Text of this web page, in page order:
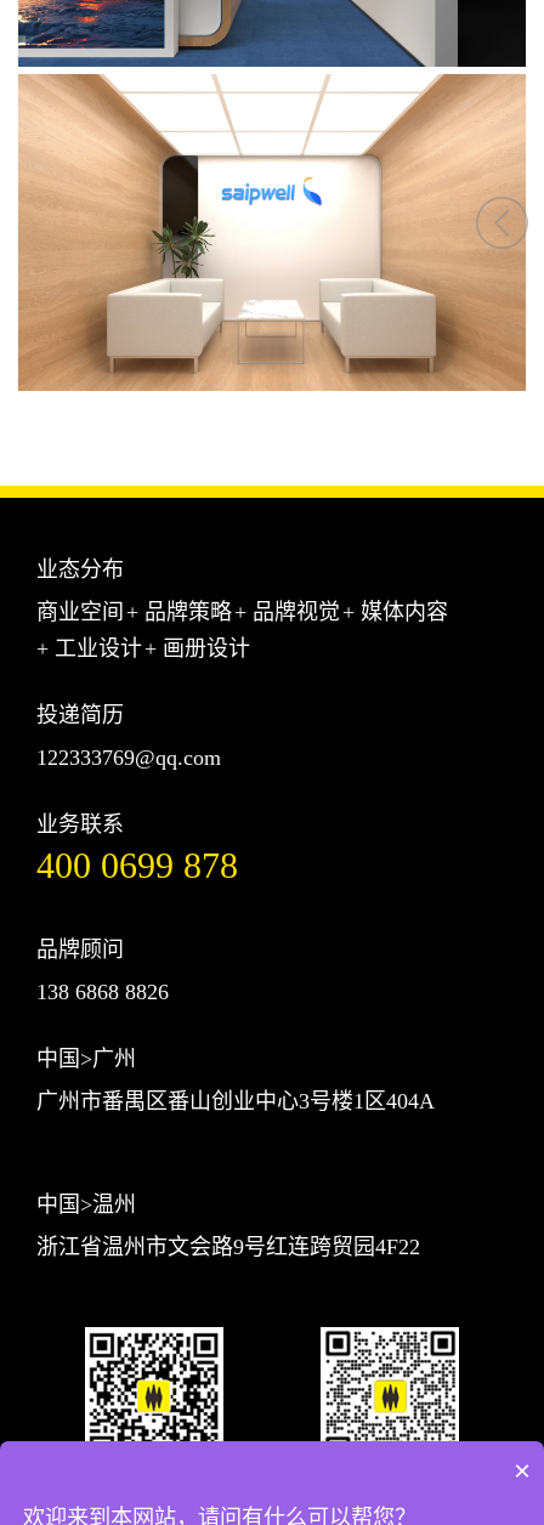
业态分布
商业空间+ 品牌策略+ 品牌视觉+ 媒体内容
+ 工业设计+ 画册设计
投递简历
122333769@qq.com
业务联系
400 0699 878
品牌顾问
138 6868 8826
中国>广州
广州市番禺区番山创业中心3号楼1区404A
中国>温州
浙江省温州市文会路9号红连跨贸园4F22
×
欢迎来到本网站，请问有什么可以帮您？